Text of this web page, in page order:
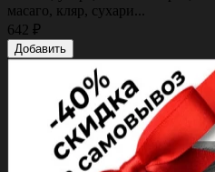
масаго, кляр, сухари...
642 ₽
Добавить